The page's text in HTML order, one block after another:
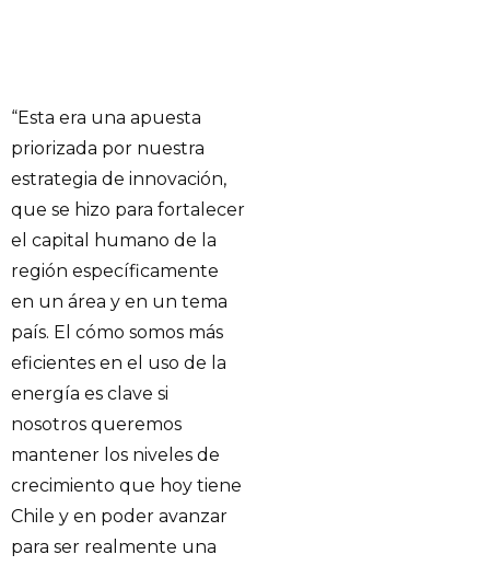
“Esta era una apuesta
priorizada por nuestra
estrategia de innovación,
que se hizo para fortalecer
el capital humano de la
región específicamente
en un área y en un tema
país. El cómo somos más
eficientes en el uso de la
energía es clave si
nosotros queremos
mantener los niveles de
crecimiento que hoy tiene
Chile y en poder avanzar
para ser realmente una